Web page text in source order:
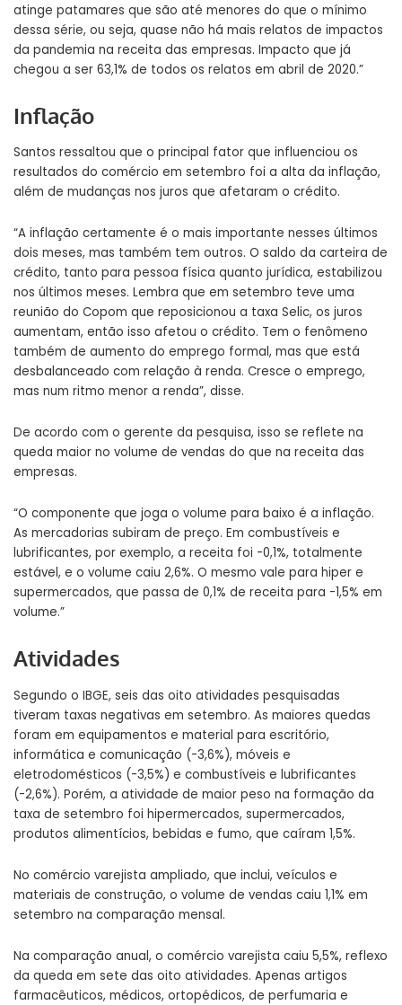
atinge patamares que são até menores do que o mínimo
dessa série, ou seja, quase não há mais relatos de impactos
da pandemia na receita das empresas. Impacto que já
chegou a ser 63,1% de todos os relatos em abril de 2020.”
Inflação
Santos ressaltou que o principal fator que influenciou os
resultados do comércio em setembro foi a alta da inflação,
além de mudanças nos juros que afetaram o crédito.
“A inflação certamente é o mais importante nesses últimos
dois meses, mas também tem outros. O saldo da carteira de
crédito, tanto para pessoa física quanto jurídica, estabilizou
nos últimos meses. Lembra que em setembro teve uma
reunião do Copom que reposicionou a taxa Selic, os juros
aumentam, então isso afetou o crédito. Tem o fenômeno
também de aumento do emprego formal, mas que está
desbalanceado com relação à renda. Cresce o emprego,
mas num ritmo menor a renda”, disse.
De acordo com o gerente da pesquisa, isso se reflete na
queda maior no volume de vendas do que na receita das
empresas.
“O componente que joga o volume para baixo é a inflação.
As mercadorias subiram de preço. Em combustíveis e
lubrificantes, por exemplo, a receita foi -0,1%, totalmente
estável, e o volume caiu 2,6%. O mesmo vale para hiper e
supermercados, que passa de 0,1% de receita para -1,5% em
volume.”
Atividades
Segundo o IBGE, seis das oito atividades pesquisadas
tiveram taxas negativas em setembro. As maiores quedas
foram em equipamentos e material para escritório,
informática e comunicação (-3,6%), móveis e
eletrodomésticos (-3,5%) e combustíveis e lubrificantes
(-2,6%). Porém, a atividade de maior peso na formação da
taxa de setembro foi hipermercados, supermercados,
produtos alimentícios, bebidas e fumo, que caíram 1,5%.
No comércio varejista ampliado, que inclui, veículos e
materiais de construção, o volume de vendas caiu 1,1% em
setembro na comparação mensal.
Na comparação anual, o comércio varejista caiu 5,5%, reflexo
da queda em sete das oito atividades. Apenas artigos
farmacêuticos, médicos, ortopédicos, de perfumaria e